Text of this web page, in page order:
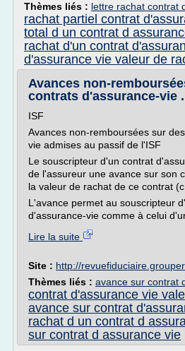
Thèmes liés : lettre rachat contrat
rachat partiel contrat
total d un contrat d
rachat d'un contrat
d'assurance vie valeur de
Avances non-
contrats d'assurance-vie
ISF
Avances non-remboursées sur
vie admises au passif de l'ISF
Le souscripteur d'un contrat
de l'assureur une avance sur son
la valeur de rachat de ce contrat
L'avance permet au souscripteur
d'assurance-vie comme à celui
Lire la suite
Site : http://
Thèmes liés : avance sur contrat
contrat d'assurance vie
avance sur contrat
rachat d un contrat d
sur contrat d assurance vie